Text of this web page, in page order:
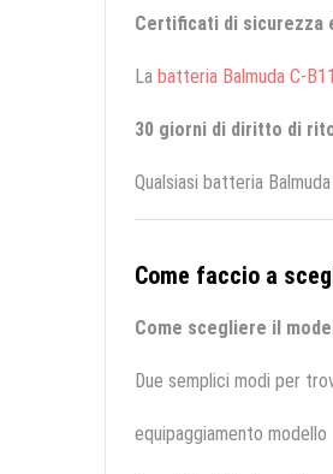
Certificati di sicurezza
La batteria Balmuda C-
30 giorni di diritto di
Qualsiasi batteria
Come faccio a
Come scegliere il
Due semplici modi per
equipaggiamento modello